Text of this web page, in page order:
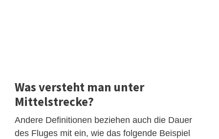
Was versteht man unter
Mittelstrecke?
Andere Definitionen beziehen auch die Dauer
des Fluges mit ein, wie das folgende Beispiel